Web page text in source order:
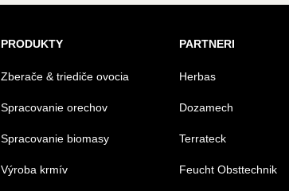
PRODUKTY
Zberače & triediče ovocia
Spracovanie orechov
Spracovanie biomasy
Výroba krmív
PARTNERI
Herbas
Dozamech
Terrateck
Feucht Obsttechnik